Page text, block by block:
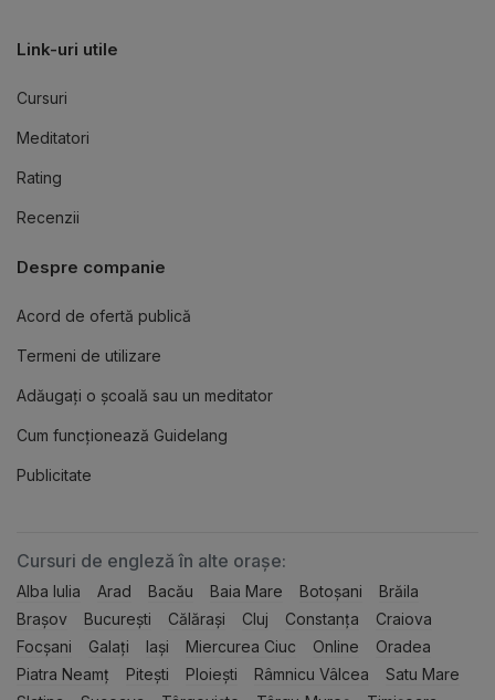
Link-uri utile
Cursuri
Meditatori
Rating
Recenzii
Despre companie
Acord de ofertă publică
Termeni de utilizare
Adăugați o școală sau un meditator
Cum funcționează Guidelang
Publicitate
Cursuri de engleză în alte orașe:
Alba Iulia Arad Bacău Baia Mare Botoșani
Brăila
Brașov
București Călărași Cluj Constanța
Craiova
Focșani
Galați Iași Miercurea Ciuc Online
Oradea
Piatra Neamț
Pitești Ploiești Râmnicu Vâlcea
Satu Mare